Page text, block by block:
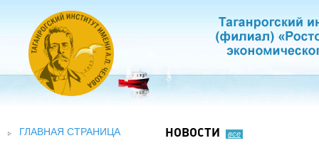
ГЛАВНАЯ СТРАНИЦА
НОВОСТИ все